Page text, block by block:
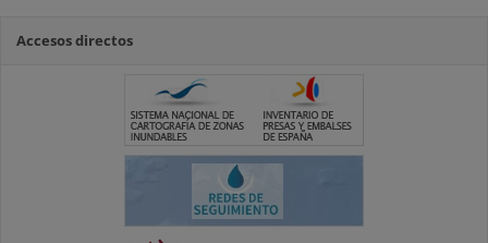
Accesos directos